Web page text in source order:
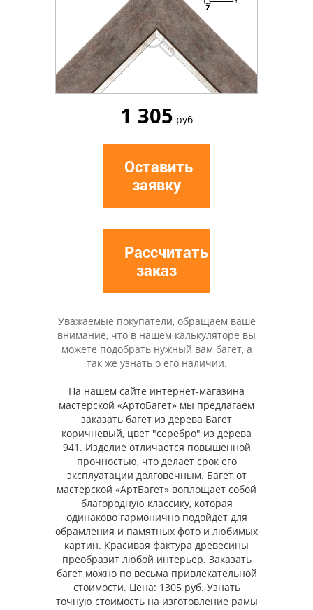
1 305 руб
Оставить
заявку
Рассчитать
заказ
Уважаемые покупатели, обращаем ваше
внимание, что в нашем калькуляторе вы
можете подобрать нужный вам багет, а
так же узнать о его наличии.
На нашем сайте интернет-магазина
мастерской «АртоБагет» мы предлагаем
заказать багет из дерева Багет
коричневый, цвет "серебро" из дерева
941. Изделие отличается повышенной
прочностью, что делает срок его
эксплуатации долговечным. Багет от
мастерской «АртБагет» воплощает собой
благородную классику, которая
одинаково гармонично подойдет для
обрамления и памятных фото и любимых
картин. Красивая фактура древесины
преобразит любой интерьер. Заказать
багет можно по весьма привлекательной
стоимости. Цена: 1305 руб. Узнать
точную стоимость на изготовление рамы